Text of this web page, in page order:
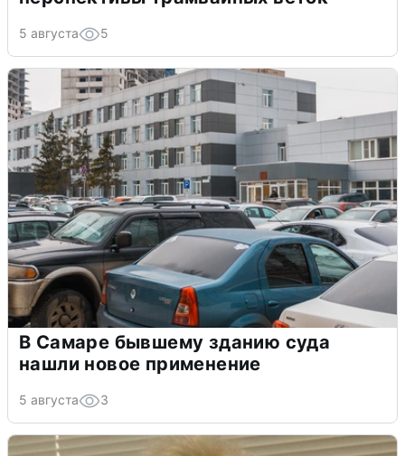
5 августа 5
В Самаре бывшему зданию суда
нашли новое применение
5 августа 3